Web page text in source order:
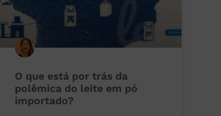
O que está por trás da
polêmica do leite em pó
importado?